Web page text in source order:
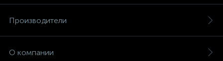
Производители
О компании